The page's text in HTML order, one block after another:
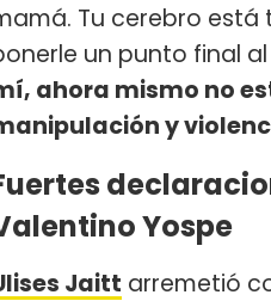
Tu cerebro
un punto final
ahora mismo no
y
Yospe
Jaitt arremetió